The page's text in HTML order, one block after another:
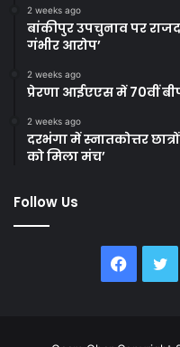
2 weeks ago
बांकीपुर उपचुनाव पर
गंभीर आरोप’
2 weeks ago
प्रेरणा आईएएस में 70वीं
2 weeks ago
दरभंगा में स्नातकोत्तर
को मिला मंच’
Follow Us